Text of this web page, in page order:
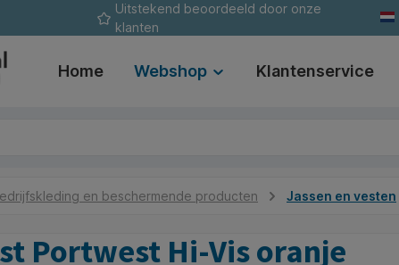
Uitstekend beoordeeld door onze
klanten
Home Webshop Klantenservice
en beschermende producten Jassen en vesten
Portwest Hi-Vis oranje